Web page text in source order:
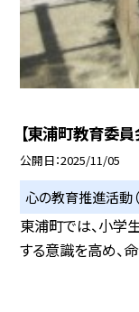
【東浦町教育委
公開日 2025/11/05
心の教育推進活動
東浦町では、小学
する意識を高め、